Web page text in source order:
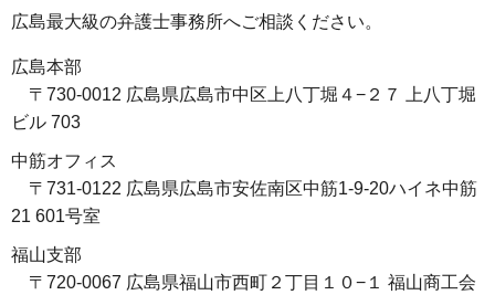
広島最大級の弁護士事務所へご相談ください。
広島本部
〒730-0012 広島県広島市中区上八丁堀４−２７ 上八丁堀
ビル 703
中筋オフィス
〒731-0122 広島県広島市安佐南区中筋1-9-20ハイネ中筋
21 601号室
福山支部
〒720-0067 広島県福山市西町２丁目１０−１ 福山商工会